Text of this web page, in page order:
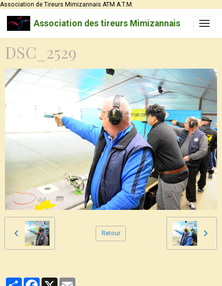
Association de Tireurs Mimizannais ATM A.T.M.
Association des tireurs Mimizannais
DSC_2529
Retour
PartagerFacebook